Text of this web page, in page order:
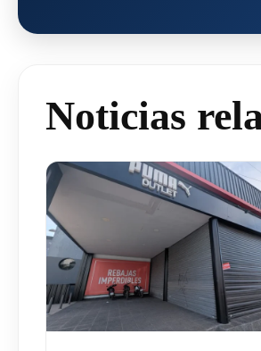
Noticias